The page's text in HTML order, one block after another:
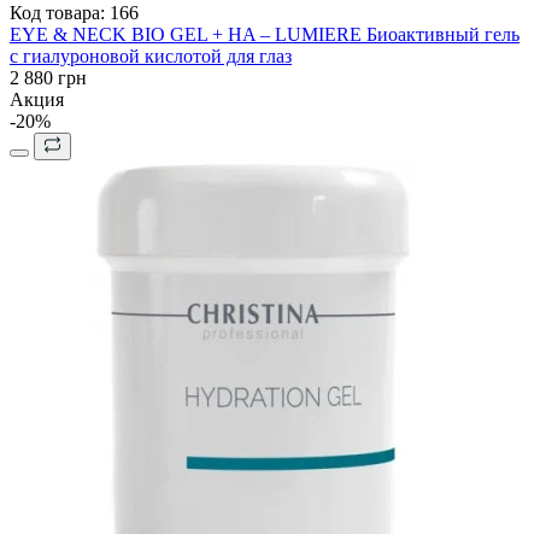
Код товара: 166
EYE & NECK BIO GEL + HA – LUMIERE Биоактивный гель
с гиалуроновой кислотой для глаз
2 880 грн
Акция
-20%